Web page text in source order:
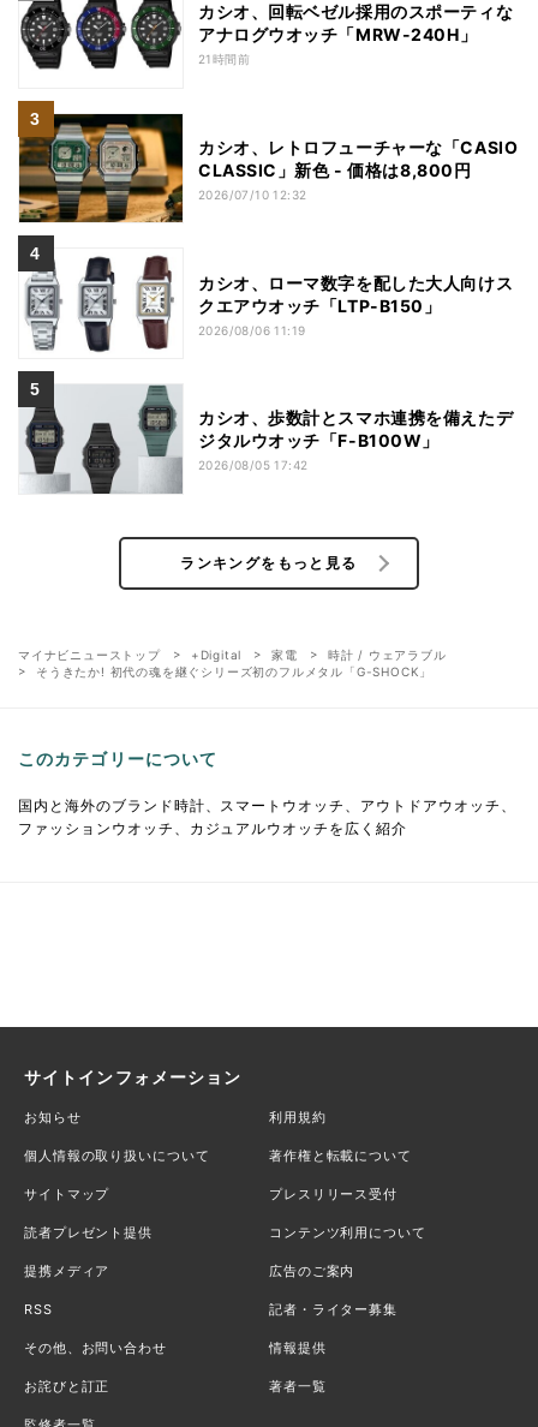
カシオ、回転ベゼル採用のスポーティな
アナログウオッチ「MRW-240H」
21時間前
カシオ、レトロフューチャーな「CASIO
CLASSIC」新色 - 価格は8,800円
2026/07/10 12:32
カシオ、ローマ数字を配した大人向けス
クエアウオッチ「LTP-B150」
2026/08/06 11:19
カシオ、歩数計とスマホ連携を備えたデ
ジタルウオッチ「F-B100W」
2026/08/05 17:42
ランキングをもっと見る
マイナビニューストップ +Digital 家電
時計 / ウェアラブル
そうきたか! 初代の魂を継ぐシリーズ初のフルメタル「G-SHOCK」
このカテゴリーについて
国内と海外のブランド時計、スマートウオッチ、アウトドアウオッチ、
ファッションウオッチ、カジュアルウオッチを広く紹介
サイトインフォメーション
お知らせ 利用規約
個人情報の取り扱いについて 著作権と転載について
サイトマップ プレスリリース受付
読者プレゼント提供 コンテンツ利用について
提携メディア 広告のご案内
RSS 記者・ライター募集
その他、お問い合わせ 情報提供
お詫びと訂正 著者一覧